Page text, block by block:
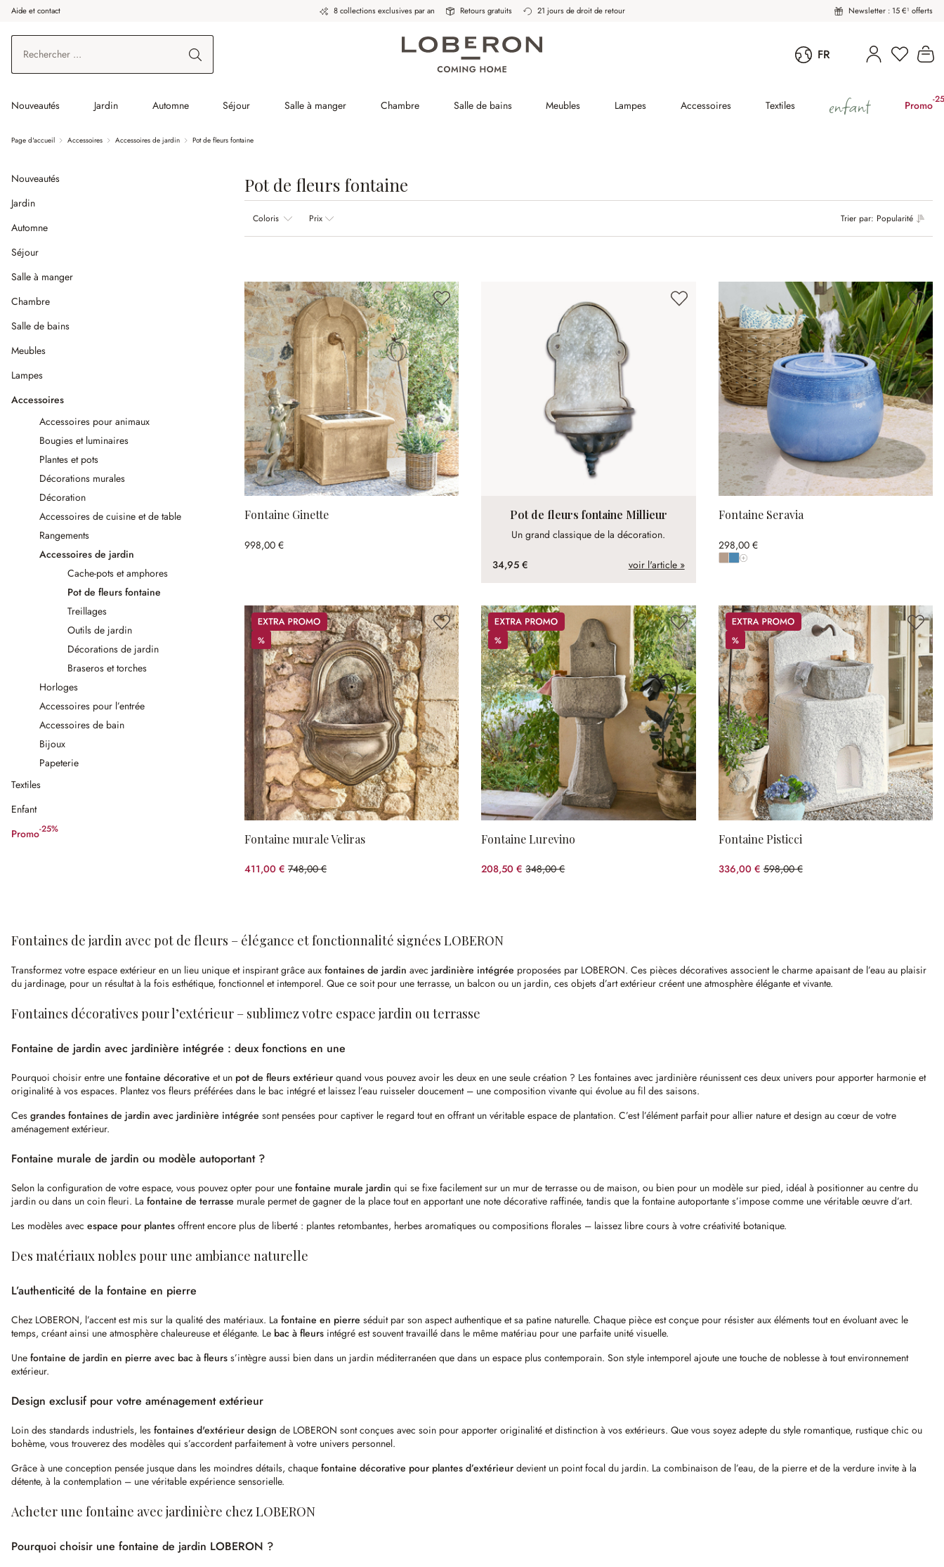
au contenu principal
Aller à la recherche
Aller à la navigation principale
Aide et contact 8 collections exclusives par an Retours gratuits 21 jours de droit de retour Newsletter : 15 €¹ offerts
FR
Nouveautés Jardin Automne Séjour Salle à manger Chambre Salle de bains Meubles Lampes Accessoires Textiles enfant Promo-
Page d'accueil Accessoires Accessoires de jardin Pot de fleurs fontaine
Nouveautés
Jardin
Automne
Séjour
Salle à manger
Chambre
Salle de bains
Meubles
Lampes
Accessoires
Accessoires pour animaux
Bougies et luminaires
Plantes et pots
Décorations murales
Décoration
Accessoires de cuisine et de table
Rangements
Accessoires de jardin
Cache-pots et amphores
Pot de fleurs fontaine
Treillages
Outils de jardin
Décorations de jardin
Braseros et torches
Horloges
Accessoires pour l’entrée
Accessoires de bain
Bijoux
Papeterie
Textiles
Enfant
Promo-25%
(25%spared)
Pot de fleurs fontaine
Trier par: Popularité
Coloris Prix
Fontaine Ginette
998,00 €
Pot de fleurs fontaine Millieur
Un grand classique de la décoration.
34,95 € voir l'article »
Fontaine Seravia
298,00 €
Promos
%
%
Fontaine murale Veliras
411,00 € 748,00 €
(45.05%spared)
Promos
%
%
Fontaine Lurevino
208,50 €348,00 €
(40.09%spared)
Promos
%
%
Fontaine Pisticci
336,00 €598,00 €
(43.81%spared)
Fontaines de jardin avec pot de fleurs – élégance et fonctionnalité signées LOBERON
Transformez votre espace extérieur en un lieu unique et inspirant grâce aux fontaines de jardin avec jardinière intégrée proposées par LOBERON. Ces pièces décoratives associent le charme apaisant de l’eau au plaisir
du jardinage, pour un résultat à la fois esthétique, fonctionnel et intemporel. Que ce soit pour une terrasse, un balcon ou un jardin, ces objets d’art extérieur créent une atmosphère élégante et vivante.
Fontaines décoratives pour l’extérieur – sublimez votre espace jardin ou terrasse
Fontaine de jardin avec jardinière intégrée : deux fonctions en une
Pourquoi choisir entre une fontaine décorative et un pot de fleurs extérieur quand vous pouvez avoir les deux en une seule création ? Les fontaines avec jardinière réunissent ces deux univers pour apporter harmonie et
originalité à vos espaces. Plantez vos fleurs préférées dans le bac intégré et laissez l’eau ruisseler doucement – une composition vivante qui évolue au fil des saisons.
Ces grandes fontaines de jardin avec jardinière intégrée sont pensées pour captiver le regard tout en offrant un véritable espace de plantation. C’est l’élément parfait pour allier nature et design au cœur de votre
aménagement extérieur.
Fontaine murale de jardin ou modèle autoportant ?
Selon la configuration de votre espace, vous pouvez opter pour une fontaine murale jardin qui se fixe facilement sur un mur de terrasse ou de maison, ou bien pour un modèle sur pied, idéal à positionner au centre du
jardin ou dans un coin fleuri. La fontaine de terrasse murale permet de gagner de la place tout en apportant une note décorative raffinée, tandis que la fontaine autoportante s’impose comme une véritable œuvre d’art.
Les modèles avec espace pour plantes offrent encore plus de liberté : plantes retombantes, herbes aromatiques ou compositions florales – laissez libre cours à votre créativité botanique.
Des matériaux nobles pour une ambiance naturelle
L’authenticité de la fontaine en pierre
Chez LOBERON, l’accent est mis sur la qualité des matériaux. La fontaine en pierre séduit par son aspect authentique et sa patine naturelle. Chaque pièce est conçue pour résister aux éléments tout en évoluant avec le
temps, créant ainsi une atmosphère chaleureuse et élégante. Le bac à fleurs intégré est souvent travaillé dans le même matériau pour une parfaite unité visuelle.
Une fontaine de jardin en pierre avec bac à fleurs s’intègre aussi bien dans un jardin méditerranéen que dans un espace plus contemporain. Son style intemporel ajoute une touche de noblesse à tout environnement
extérieur.
Design exclusif pour votre aménagement extérieur
Loin des standards industriels, les fontaines d'extérieur design de LOBERON sont conçues avec soin pour apporter originalité et distinction à vos extérieurs. Que vous soyez adepte du style romantique, rustique chic ou
bohème, vous trouverez des modèles qui s’accordent parfaitement à votre univers personnel.
Grâce à une conception pensée jusque dans les moindres détails, chaque fontaine décorative pour plantes d’extérieur devient un point focal du jardin. La combinaison de l’eau, de la pierre et de la verdure invite à la
détente, à la contemplation – une véritable expérience sensorielle.
Acheter une fontaine avec jardinière chez LOBERON
Pourquoi choisir une fontaine de jardin LOBERON ?